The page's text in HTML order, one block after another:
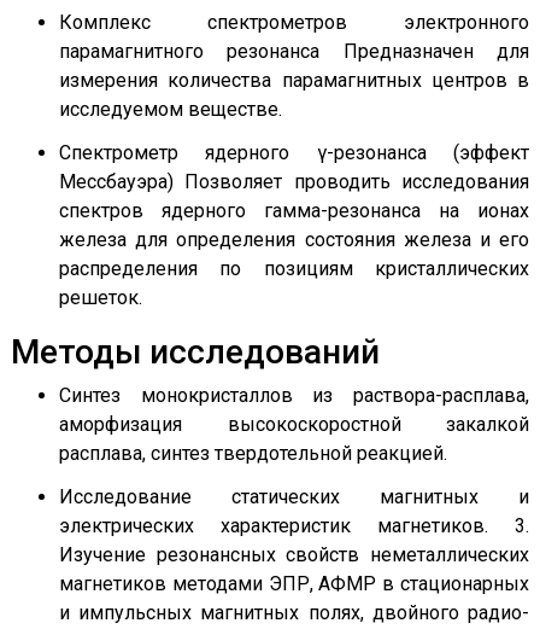
Комплекс спектрометров электронного
парамагнитного резонанса Предназначен для
измерения количества парамагнитных центров в
исследуемом веществе.
Спектрометр ядерного γ-резонанса (эффект
Мессбауэра) Позволяет проводить исследования
спектров ядерного гамма-резонанса на ионах
железа для определения состояния железа и его
распределения по позициям кристаллических
решеток.
Методы исследований
Синтез монокристаллов из раствора-расплава,
аморфизация высокоскоростной закалкой
расплава, синтез твердотельной реакцией.
Исследование статических магнитных и
электрических характеристик магнетиков. 3.
Изучение резонансных свойств неметаллических
магнетиков методами ЭПР, АФМР в стационарных
и импульсных магнитных полях, двойного радио-